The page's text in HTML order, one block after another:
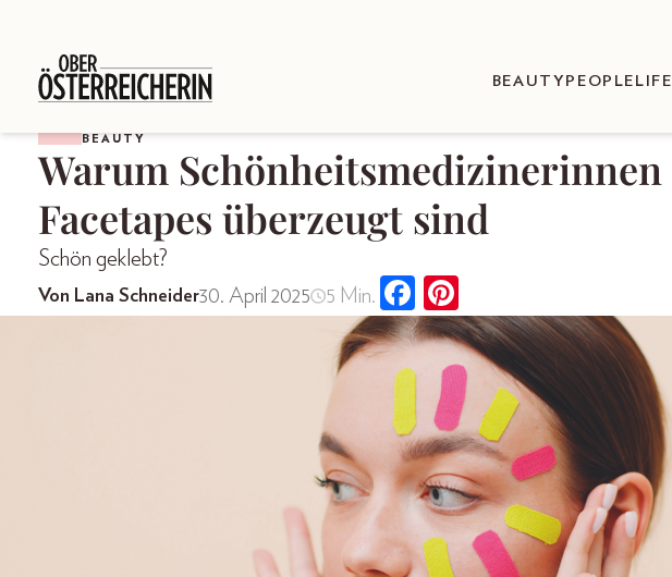
BEAUTY PEOPLE
BEAUTY
Warum
Facetapes überzeugt sind
Schön geklebt?
Von Lana Schneider30. April 2025 5 Min.